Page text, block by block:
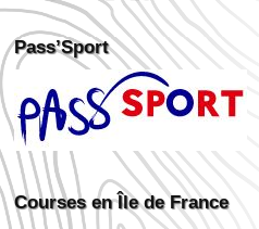
Pass’Sport
Courses en Île de France